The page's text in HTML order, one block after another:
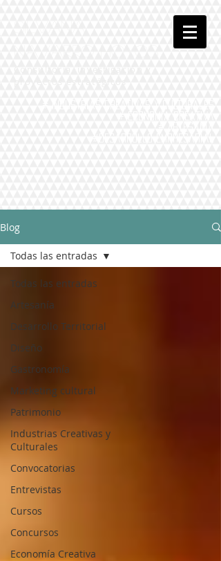
Blog
Todas las entradas
Artesanía
Desarrollo Territorial
Diseño
Gastronomía
Marketing cultural
Patrimonio
Industrias Creativas y
Culturales
Convocatorias
Entrevistas
Cursos
Concursos
Economía Creativa
Todas las entradas